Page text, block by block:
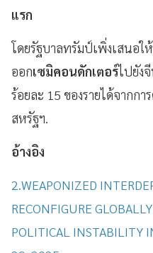
แรก
โดยรัฐบาลทรัมป์เพิ่งเสนอใ
ออกเซมิคอนดักเตอร์ไปยัง
ร้อยละ 15 ของรายได้จากก
สหรัฐฯ.
อ้างอิง
2.WEAPONIZED
RECONFIGURE
POLITICAL INSTABILITY